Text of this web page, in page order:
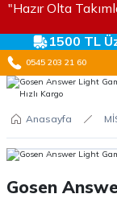
"Hazır Olta
1500 TL
0545 203 21 60
Anasayfa
Gosen